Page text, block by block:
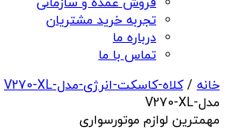
تجربه خرید مشتریان
درباره ما
تماس با ما
خانه /کلاه-کاسکت-انرژی-مدل-V270-XL
مدل-V270-XL
مهمترین لوازم موتورسواری